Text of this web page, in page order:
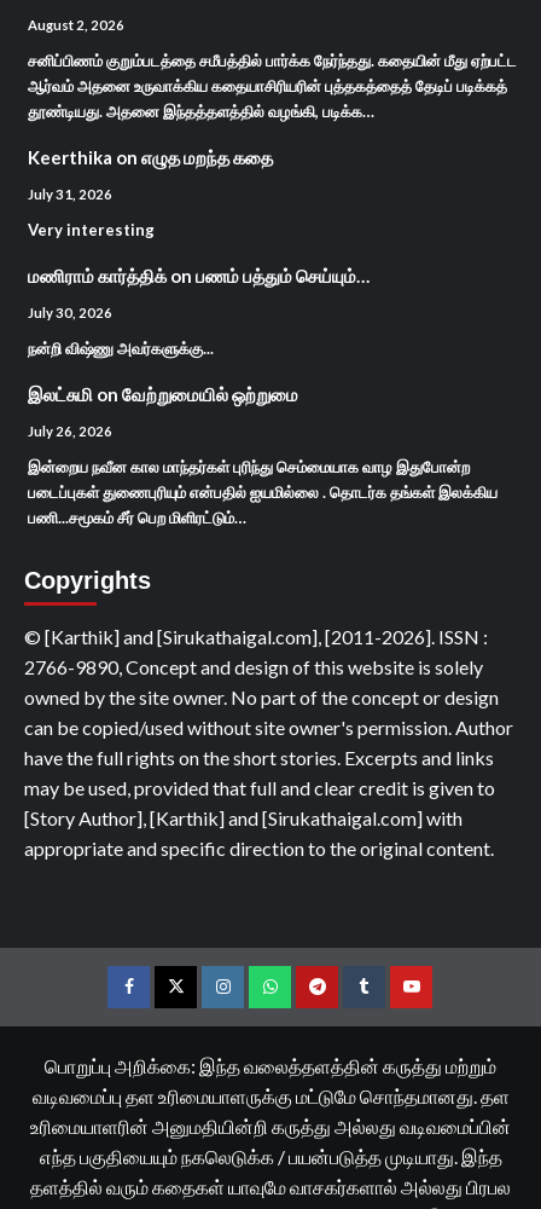
August 2, 2026
சனிப்பிணம் குறும்படத்தை சமீபத்தில் பார்க்க நேர்ந்தது. கதையின் மீது ஏற்பட்ட
ஆர்வம் அதனை உருவாக்கிய கதையாசிரியரின் புத்தகத்தைத் தேடிப் படிக்கத்
தூண்டியது. அதனை இந்தத்தளத்தில் வழங்கி, படிக்க…
Keerthika on எழுத மறந்த கதை
July 31, 2026
Very interesting
மணிராம் கார்த்திக்on பணம் பத்தும் செய்யும்…
July 30, 2026
நன்றி விஷ்ணு அவர்களுக்கு...
இலட்சுமி on வேற்றுமையில் ஒற்றுமை
July 26, 2026
இன்றைய நவீன கால மாந்தர்கள் புரிந்து செம்மையாக வாழ இதுபோன்ற
படைப்புகள் துணைபுரியும் என்பதில் ஐயமில்லை . தொடர்க தங்கள் இலக்கிய
பணி...சமூகம் சீர் பெற மிளிரட்டும்…
Copyrights
© [Karthik] and [Sirukathaigal.com], [2011-2026]. ISSN :
2766-9890, Concept and design of this website is solely
owned by the site owner. No part of the concept or design
can be copied/used without site owner's permission. Author
have the full rights on the short stories. Excerpts and links
may be used, provided that full and clear credit is given to
[Story Author], [Karthik] and [Sirukathaigal.com] with
appropriate and specific direction to the original content.
FacebookTwitterInstagramWhatsappTelegramTumblrYouTube
பொறுப்பு அறிக்கை: இந்த வலைத்தளத்தின் கருத்து மற்றும்
வடிவமைப்பு தள உரிமையாளருக்கு மட்டுமே சொந்தமானது. தள
உரிமையாளரின் அனுமதியின்றி கருத்து அல்லது வடிவமைப்பின்
எந்த பகுதியையும் நகலெடுக்க / பயன்படுத்த முடியாது. இந்த
தளத்தில் வரும் கதைகள் யாவுமே வாசகர்களால் அல்லது பிரபல